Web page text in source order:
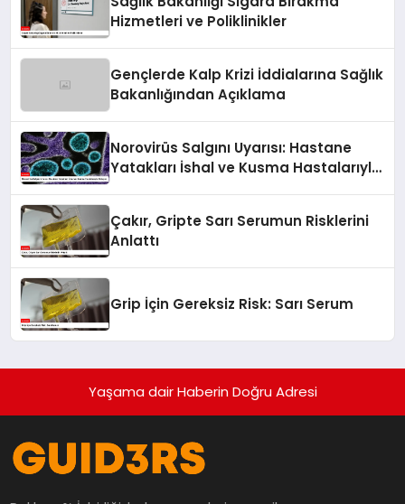
Hizmetleri ve Poliklinikler
Gençlerde Kalp Krizi İddialarına Sağlık
Bakanlığından Açıklama
Norovirüs Salgını Uyarısı: Hastane
Yatakları İshal ve Kusma Hastalarıyla
Çakır, Gripte Sarı Serumun Risklerini
Anlattı
Grip İçin Gereksiz Risk: Sarı Serum
Yaşama dair Haberin Doğru Adresi